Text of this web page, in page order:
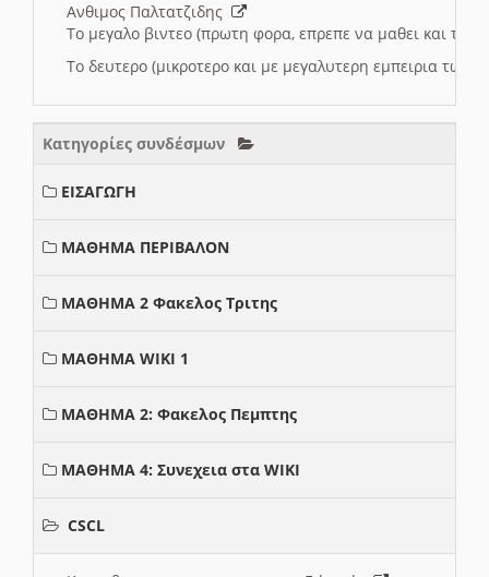
Ανθιμος Παλτατζιδης
Το μεγαλο βιντεο (πρωτη φορα, επρεπε να μαθει και το
Το δευτερο (μικροτερο και με μεγαλυτερη εμπειρια
Κατηγορίες συνδέσμων
ΕΙΣΑΓΩΓΗ
ΜΑΘΗΜΑ ΠΕΡΙΒΑΛΟΝ
ΜΑΘΗΜΑ 2 Φακελος Τριτης
ΜΑΘΗΜΑ WIKI 1
ΜΑΘΗΜΑ 2: Φακελος Πεμπτης
ΜΑΘΗΜΑ 4: Συνεχεια στα WIKI
CSCL